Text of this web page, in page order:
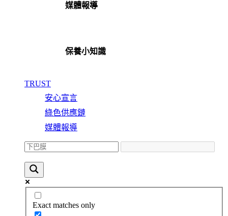
媒體報導
保養小知識
TRUST
安心宣言
綠色供應鏈
媒體報導
Exact matches only